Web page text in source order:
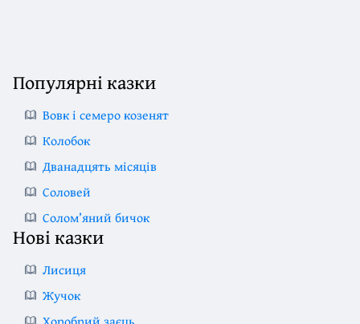
Популярні казки
Вовк і семеро козенят
Колобок
Дванадцять місяців
Соловей
Солом’яний бичок
Нові казки
Лисиця
Жучок